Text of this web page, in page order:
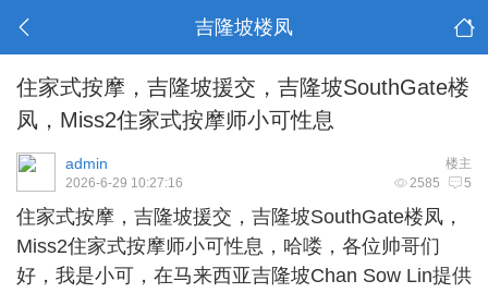
吉隆坡楼凤
住家式按摩，吉隆坡援交，吉隆坡SouthGate楼
凤，Miss2住家式按摩师小可性息
楼主
admin
2585 5
2026-6-29 10:27:16
住家式按摩， 吉隆坡援交 ，吉隆坡SouthGate楼凤，
Miss2住家式按摩师小可性息，哈喽，各位帅哥们
好，我是小可，在马来西亚吉隆坡Chan Sow Lin提供